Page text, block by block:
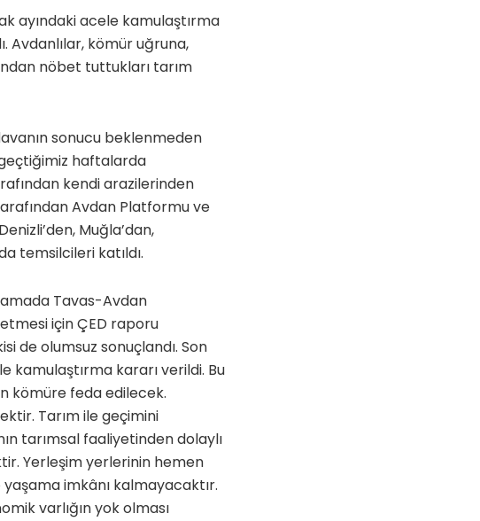
ayındaki acele kamulaştırma
Avdanlılar, kömür uğruna,
nöbet tuttukları tarım
sonucu beklenmeden
haftalarda
kendi arazilerinden
Avdan Platformu ve
Muğla’dan,
temsilcileri katıldı.
Tavas-Avdan
için ÇED raporu
de olumsuz sonuçlandı. Son
kamulaştırma kararı verildi. Bu
kömüre feda edilecek.
Tarım ile geçimini
tarımsal faaliyetinden dolaylı
Yerleşim yerlerinin hemen
imkânı kalmayacaktır.
varlığın yok olması